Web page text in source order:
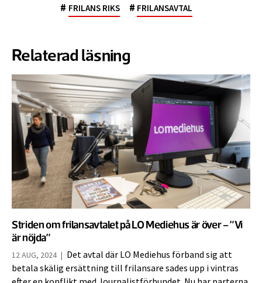
# FRILANS RIKS # FRILANSAVTAL
Relaterad läsning
Striden om frilansavtalet på LO Mediehus är över – ”Vi
är nöjda”
12 AUG, 2024 | Det avtal där LO Mediehus förband sig att
betala skälig ersättning till frilansare sades upp i vintras